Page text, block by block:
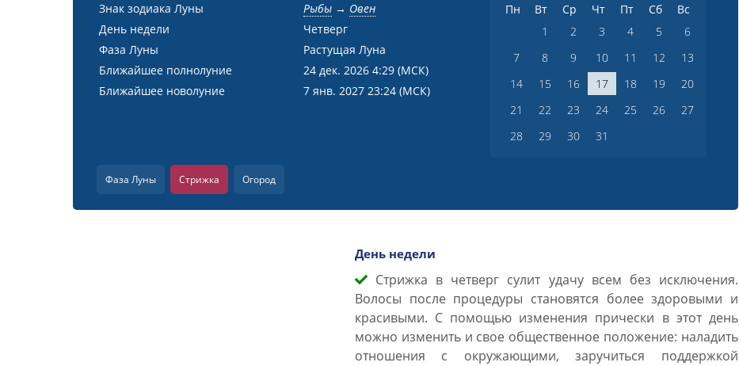
Знак зодиака Луны
Рыбы→ Овен
День недели
Четверг
Фаза Луны
Растущая Луна
Ближайшее полнолуние
24 дек. 2026 4:29 (МСК)
Ближайшее новолуние
7 янв. 2027 23:24 (МСК)
Пн Вт Ср Чт Пт Сб
Вс
1
2 3 4 5
6
7
8 9 10 11 12
13
14
15 16 17 18 19
20
21
22 23 24 25 26
27
28
29 30 31
Фаза Луны Стрижка Огород
День недели
Cтрижка в четверг сулит удачу всем без исключения.
Волосы после процедуры становятся более здоровыми и
красивыми. С помощью изменения прически в этот день
можно изменить и свое общественное положение: наладить
отношения с окружающими, заручиться поддержкой